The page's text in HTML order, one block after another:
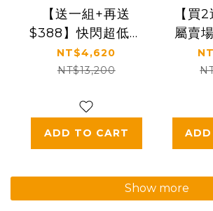
【送一組+再送
$388】快閃超低價
｜【KS】凍齡奇肌
凍齡抗老緊緻套組
效精華50ml+精華
霜30ml)🎁贈精美
提袋
NT$4,620
NT$13,200
ADD TO CART
【買
屬賣
美肌
【KS
Show more